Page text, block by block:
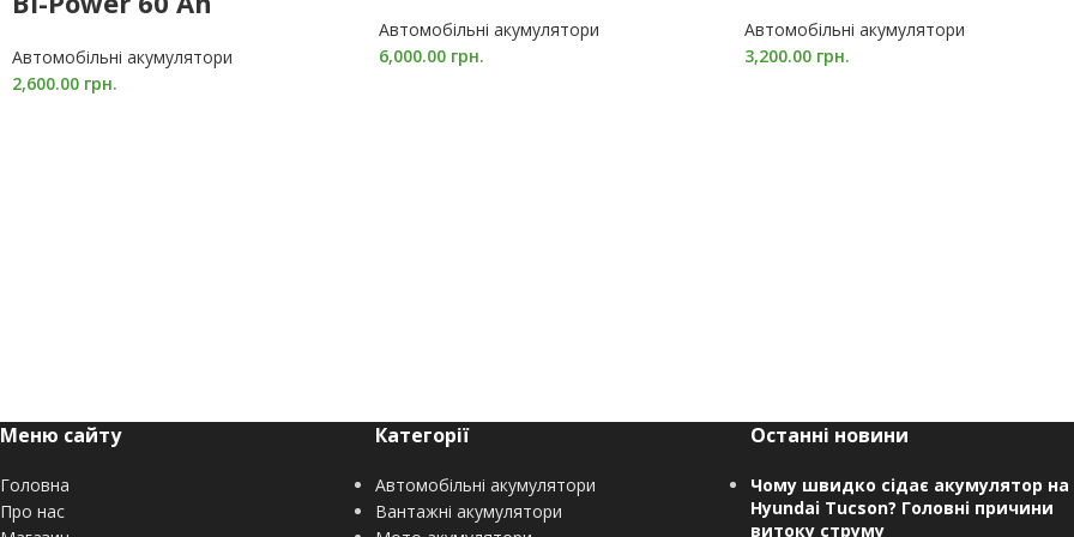
Автомобільні акумулятори
2,600.00 грн.
Автомобільні акумулятори
6,000.00 грн.
Автомобільні акумулятори
3,200.00 грн.
Меню сайту
Головна
Про нас
Категорії
Автомобільні акумулятори
Вантажні акумулятори
Останні новини
Чому швидко сідає акумулятор на
Hyundai Tucson? Головні причини
витоку струму